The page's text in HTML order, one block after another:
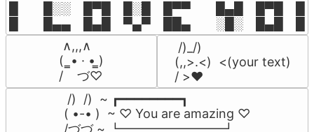
█  █░░ █▀█ █░█ █▀▀  █▄█ █▀█
█  █▄▄ █▄█ ▀▄▀ ██▄  ░█░ █▄█
∧,,,∧
(  ̳• · • ̳)
/    づ♡
/)_/)
(,,>.<)  <(your text)
/ >❤️
/)  /)  ~ ┏━━━━━━━━┓
( •-• )  ~ ♡ You are amazing ♡
/づづ ~ ┗━━━━━━━━┛